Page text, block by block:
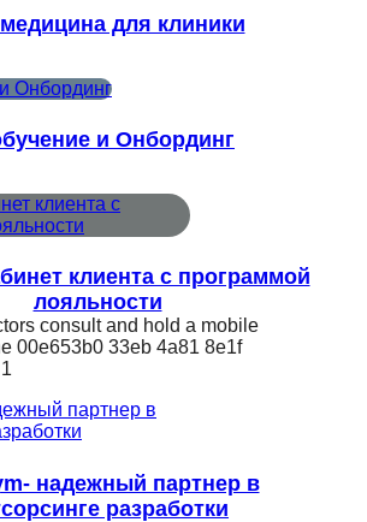
для клиники
и Онбординг
клиента с программой
лояльности
надежный партнер в
разработки